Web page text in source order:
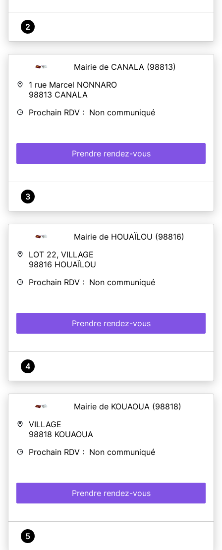
2
Mairie de CANALA (98813)
1 rue Marcel NONNARO
98813 CANALA
Prochain RDV : Non communiqué
Prendre rendez-vous
3
Mairie de HOUAÏLOU (98816)
LOT 22, VILLAGE
98816 HOUAÏLOU
Prochain RDV : Non communiqué
Prendre rendez-vous
4
Mairie de KOUAOUA (98818)
VILLAGE
98818 KOUAOUA
Prochain RDV : Non communiqué
Prendre rendez-vous
5